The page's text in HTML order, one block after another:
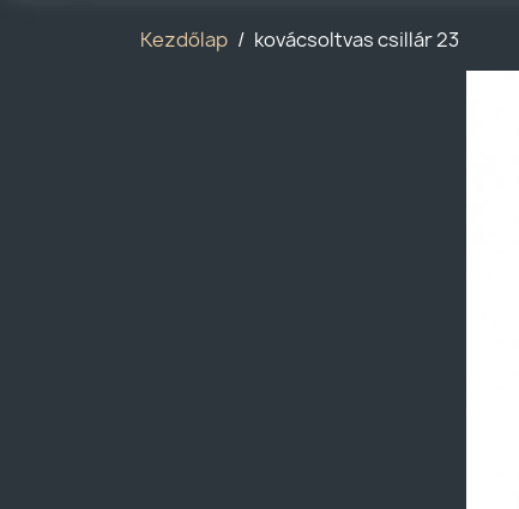
Kezdőlap kovácsoltvas csillár 23